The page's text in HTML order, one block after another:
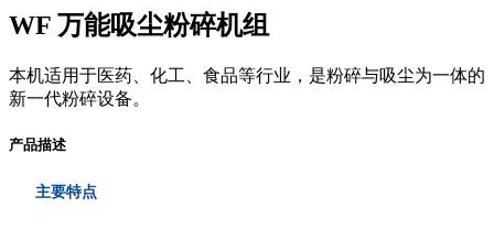
WF 万能吸尘粉碎机组
本机适用于医药、化工、食品等行业，是粉碎与吸尘为一体的
新一代粉碎设备。
产品描述
主要特点